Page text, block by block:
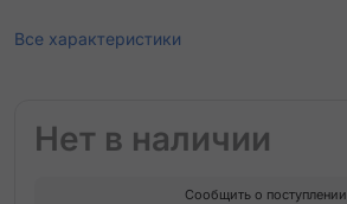
Все характеристики
Нет в наличии
Сообщить о поступлении